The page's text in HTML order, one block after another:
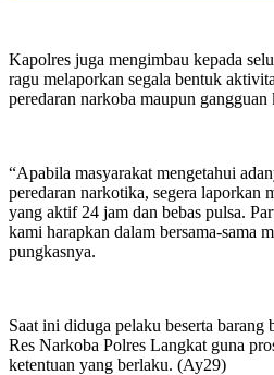
Kapolres juga mengimbau kepada
ragu melaporkan segala bentuk
peredaran narkoba maupun
“Apabila masyarakat mengetahui
peredaran narkotika, segera laporkan
yang aktif 24 jam dan bebas pulsa.
kami harapkan dalam bersama-sama
pungkasnya.
Saat ini diduga pelaku beserta
Res Narkoba Polres Langkat guna
ketentuan yang berlaku. (Ay29)